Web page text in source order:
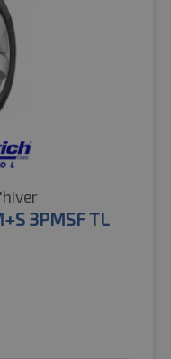
3PMSF TL